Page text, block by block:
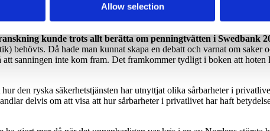
Allow selection
Wolf, men avstod från att publicera efter påtryckningar från
kunde trots allt berätta om penningtvätten i Swedbank
behövts. Då hade man kunnat skapa en debatt och varnat om
sanningen inte kom fram. Det framkommer tydligt i boken att
den ryska säkerhetstjänsten har utnyttjat olika sårbarheter i
delvis om att visa att hur sårbarheter i privatlivet har haft